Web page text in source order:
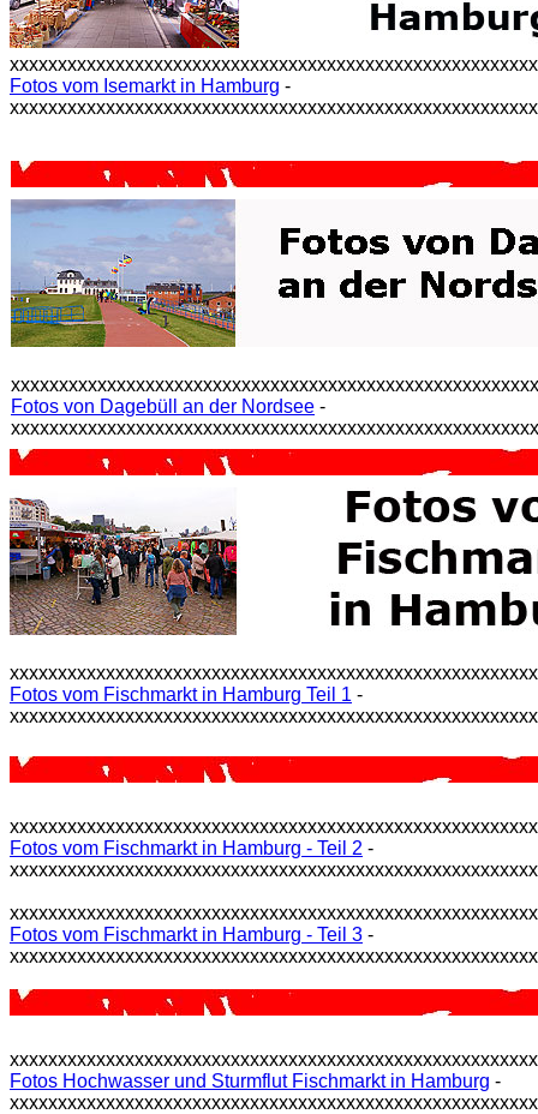
Fotos vom Isemarkt in Hamburg -
Fotos von Dagebüll an der Nordsee -
Fotos vom Fischmarkt in Hamburg Teil 1 -
Fotos vom Fischmarkt in Hamburg - Teil 2 -
Fotos vom Fischmarkt in Hamburg - Teil 3 -
Fotos Hochwasser und Sturmflut Fischmarkt in Hamburg -